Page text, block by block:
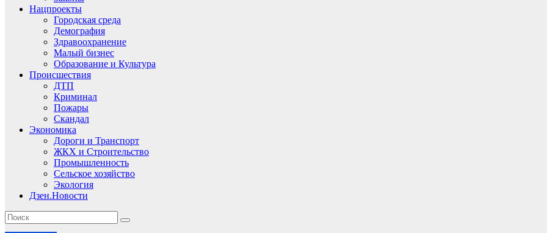
Нацпроекты
Городская среда
Демография
Здравоохранение
Малый бизнес
Образование и Культура
Происшествия
ДТП
Криминал
Пожары
Скандал
Экономика
Дороги и Транспорт
ЖКХ и Строительство
Промышленность
Сельское хозяйство
Экология
Дзен.Новости